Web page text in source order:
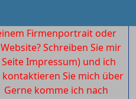
Firmenportrait oder
Schreiben Sie mir
Impressum) und ich
Sie mich über
Gerne komme ich nach